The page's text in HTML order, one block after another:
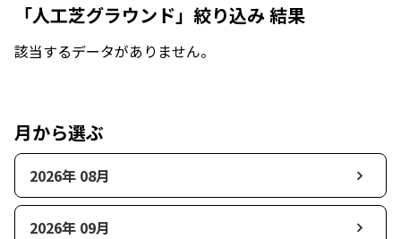
「人工芝グラウンド」絞り込み 結果
該当するデータがありません。
月から選ぶ
2026年 08月
2026年 09月